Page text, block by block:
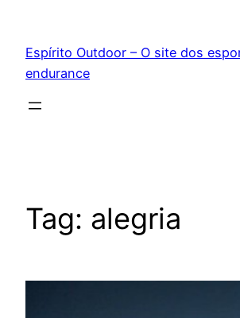
conteúdo
Espírito Outdoor – O site dos
endurance
Tag: alegria